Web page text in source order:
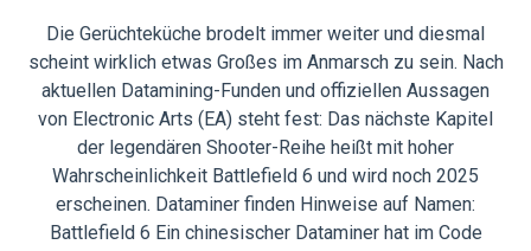
Die Gerüchteküche brodelt immer weiter und diesmal
scheint wirklich etwas Großes im Anmarsch zu sein. Nach
aktuellen Datamining-Funden und offiziellen Aussagen
von Electronic Arts (EA) steht fest: Das nächste Kapitel
der legendären Shooter-Reihe heißt mit hoher
Wahrscheinlichkeit Battlefield 6 und wird noch 2025
erscheinen. Dataminer finden Hinweise auf Namen:
Battlefield 6 Ein chinesischer Dataminer hat im Code